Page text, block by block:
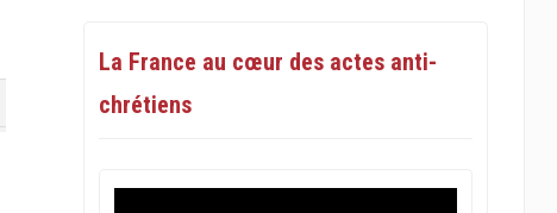
La France au cœur des actes anti-
chrétiens